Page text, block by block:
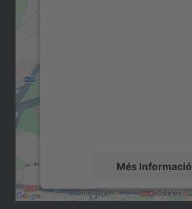
Més Informació
Accepta